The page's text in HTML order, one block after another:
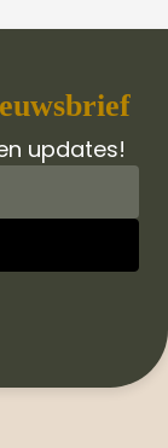
updates!